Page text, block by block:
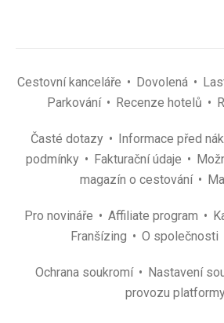
Cestovní kanceláře Dovolená
Parkování
Recenze hotelů
Časté dotazy Informace před
podmínky
Fakturační údaje
magazín o cestování
Pro novináře Affiliate program
Franšízing
O společnosti
Ochrana soukromí Nastavení
provozu